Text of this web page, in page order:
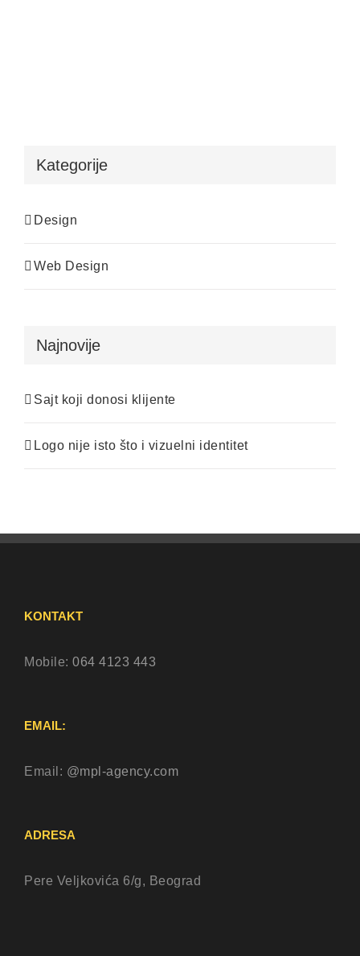
Kategorije
Design
Web Design
Najnovije
Sajt koji donosi klijente
Logo nije isto što i vizuelni identitet
KONTAKT
Mobile: 064 4123 443
EMAIL:
Email: @mpl-agency.com
ADRESA
Pere Veljkovića 6/g, Beograd